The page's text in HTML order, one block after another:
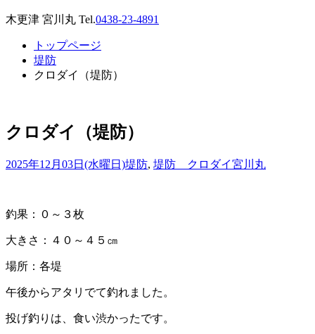
木更津 宮川丸 Tel.0438-23-4891
トップページ
堤防
クロダイ（堤防）
クロダイ（堤防）
2025年12月03日(水曜日)堤防, 堤防 クロダイ宮川丸
釣果：０～３枚
大きさ：４０～４５㎝
場所：各堤
午後からアタリでて釣れました。
投げ釣りは、食い渋かったです。